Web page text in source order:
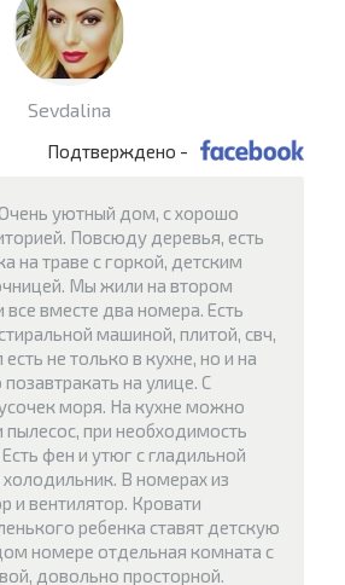
Sevdalina
Подтверждено -
уютный дом, с хорошо
Повсюду деревья, есть
на траве с горкой, детским
Мы жили на втором
вместе два номера. Есть
машиной, плитой, свч,
не только в кухне, но и на
на улице. С
моря. На кухне можно
пылесос, при необходимость
фен и утюг с гладильной
В номерах из
и вентилятор. Кровати
ребенка ставят детскую
номере отдельная комната с
довольно просторной.